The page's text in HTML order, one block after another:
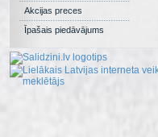
Akcijas preces
Īpašais piedāvājums